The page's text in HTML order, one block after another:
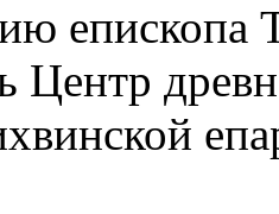
епископа
Центр